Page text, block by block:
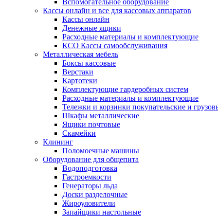
Вспомогательное оборудование
Кассы онлайн и все для кассовых аппаратов
Кассы онлайн
Денежные ящики
Расходные материалы и комплектующие
КСО Кассы самообслуживания
Металлическая мебель
Боксы кассовые
Верстаки
Картотеки
Комплектующие гардеробных систем
Расходные материалы и комплектующие
Тележки и корзинки покупательские и
Шкафы металлические
Ящики почтовые
Скамейки
Клининг
Поломоечные машины
Оборудование для общепита
Водоподготовка
Гастроемкости
Генераторы льда
Доски разделочные
Жироуловители
Запайщики настольные